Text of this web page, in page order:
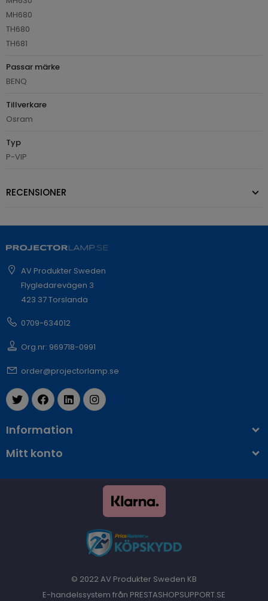
MH680
TH680
TH681
Passar märke
BENQ
Tillverkare
Osram
Typ
P-VIP
RECENSIONER
AV Produkter Sweden
Flygledarevägen 3
423 37 Torslanda
0709-634012
Org.nr: 969718-0991
order@projectorlamp.se
Information
Mitt konto
© 2022 AV Produkter Sweden KB
E-handelssystem från PRESTASHOPSUPPORT.SE